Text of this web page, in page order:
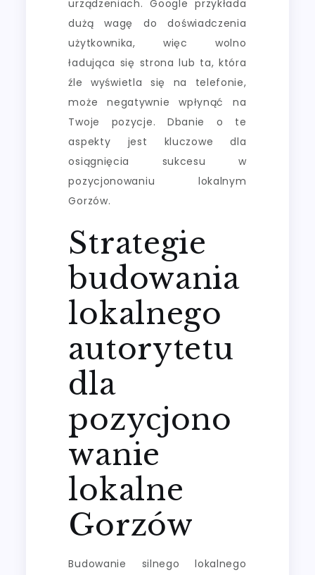
urządzeniach. Google przykłada
dużą wagę do doświadczenia
użytkownika, więc wolno
ładująca się strona lub ta, która
źle wyświetla się na telefonie,
może negatywnie wpłynąć na
Twoje pozycje. Dbanie o te
aspekty jest kluczowe dla
osiągnięcia sukcesu w
pozycjonowaniu lokalnym
Gorzów.
Strategie
budowania
lokalnego
autorytetu
dla
pozycjono
wanie
lokalne
Gorzów
Budowanie silnego lokalnego